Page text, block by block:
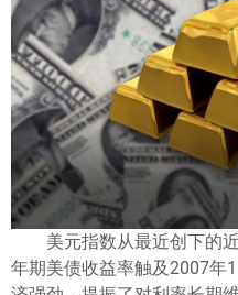
美元指数从最近创下的
年期美债收益率触及2007年